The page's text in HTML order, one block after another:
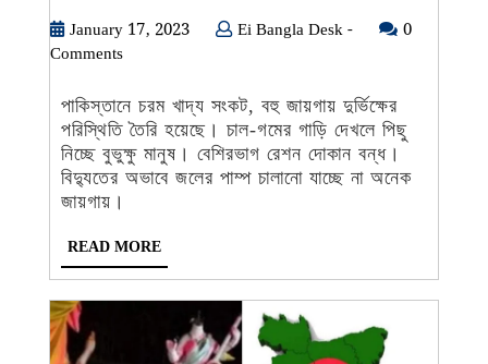
খাদ্য
মোদিকে
পাশে
চান
পাক
January 17, 2023JanuaryEi Bangla Desk -Ei
-
0
Comments
পাকিস্তানে চরম খাদ্য সংকট, বহু জায়গায় দুর্ভিক্ষের
পরিস্থিতি তৈরি হয়েছে। চাল-গমের গাড়ি দেখলে পিছু
নিচ্ছে বুভুক্ষু মানুষ। বেশিরভাগ রেশন দোকান বন্ধ।
বিদ্যুতের অভাবে জলের পাম্প চালানো যাচ্ছে না অনেক
জায়গায়।
READ MOREREAD
MORE